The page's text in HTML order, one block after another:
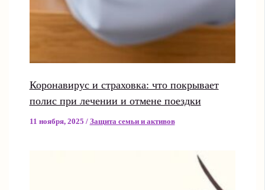
Коронавирус и страховка: что покрывает
полис при лечении и отмене поездки
11 ноября, 2025 / Защита семьи и активов